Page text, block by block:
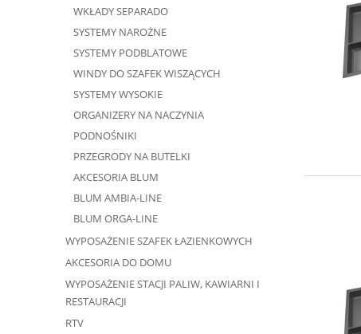
WKŁADY SEPARADO
SYSTEMY NAROŻNE
SYSTEMY PODBLATOWE
WINDY DO SZAFEK WISZĄCYCH
SYSTEMY WYSOKIE
ORGANIZERY NA NACZYNIA
PODNOŚNIKI
PRZEGRODY NA BUTELKI
AKCESORIA BLUM
BLUM AMBIA-LINE
BLUM ORGA-LINE
WYPOSAŻENIE SZAFEK ŁAZIENKOWYCH
AKCESORIA DO DOMU
WYPOSAŻENIE STACJI PALIW, KAWIARNI I
RESTAURACJI
RTV